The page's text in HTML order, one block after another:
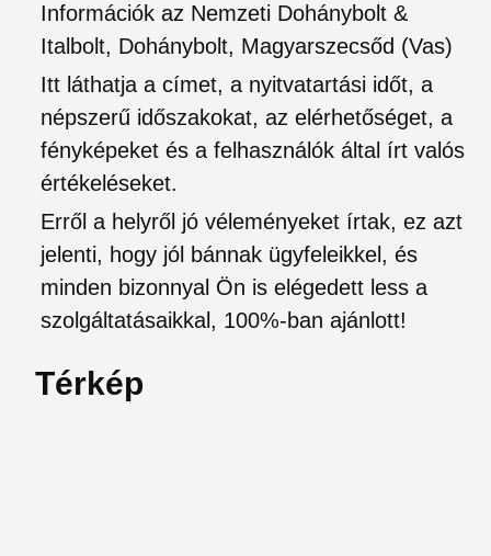
Információk az Nemzeti Dohánybolt &
Italbolt, Dohánybolt, Magyarszecsőd (Vas)
Itt láthatja a címet, a nyitvatartási időt, a
népszerű időszakokat, az elérhetőséget, a
fényképeket és a felhasználók által írt valós
értékeléseket.
Erről a helyről jó véleményeket írtak, ez azt
jelenti, hogy jól bánnak ügyfeleikkel, és
minden bizonnyal Ön is elégedett less a
szolgáltatásaikkal, 100%-ban ajánlott!
Térkép